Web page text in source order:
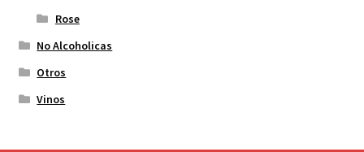
Rose
No Alcoholicas
Otros
Vinos